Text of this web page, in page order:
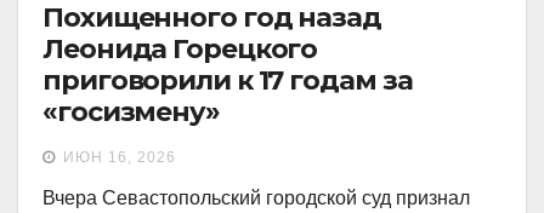
Похищенного год назад
Леонида Горецкого
приговорили к 17 годам за
«госизмену»
ИЮН 16, 2026
Вчера Севастопольский городской суд признал